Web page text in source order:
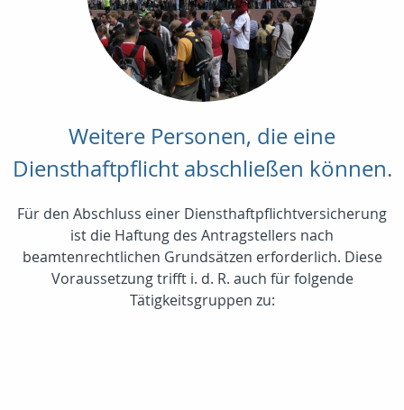
Weitere Personen, die eine
Diensthaftpflicht abschließen können.
Für den Abschluss einer Diensthaftpflichtversicherung
ist die Haftung des Antragstellers nach
beamtenrechtlichen Grundsätzen erforderlich. Diese
Voraussetzung trifft i. d. R. auch für folgende
Tätigkeitsgruppen zu: